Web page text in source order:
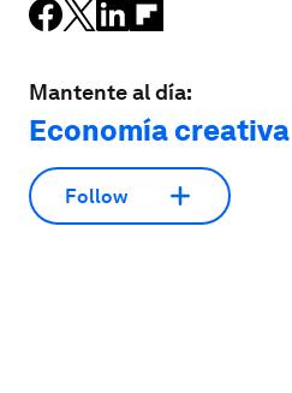
Mantente al día:
Economía creativa
Follow